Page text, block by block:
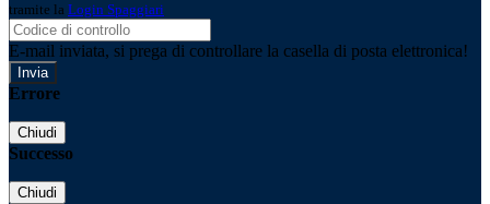
tramite la Login Spaggiari
E-mail inviata, si prega di controllare la casella di posta elettronica!
Errore
Chiudi
Successo
Chiudi